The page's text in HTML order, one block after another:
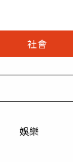
社會
娛樂